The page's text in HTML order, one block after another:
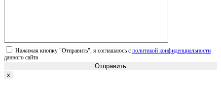
Нажимая кнопку "Отправить", я соглашаюсь с политикой конфиденциальности
данного сайта
Отправить
x